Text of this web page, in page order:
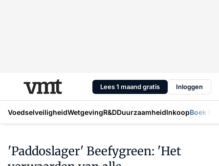
Lees 1 maand gratis Inloggen
VoedselveiligheidWetgevingR&DDuurzaamheidInkoopBoek
'Paddoslager' Beefygreen: 'Het